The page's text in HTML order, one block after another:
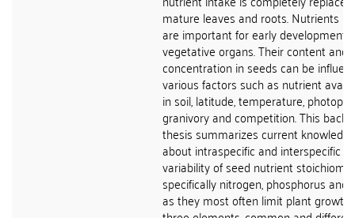
mature leaves and roots. Nutrients
are important for early development
vegetative organs. Their content and
concentration in seeds can be
various factors such as nutrient
in soil, latitude, temperature,
granivory and competition. This
thesis summarizes current knowledge
about intraspecific and interspecific
variability of seed nutrient
specifically nitrogen, phosphorus and
as they most often limit plant growth.